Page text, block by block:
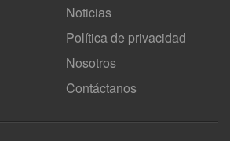
Noticias
Política de privacidad
Nosotros
Contáctanos